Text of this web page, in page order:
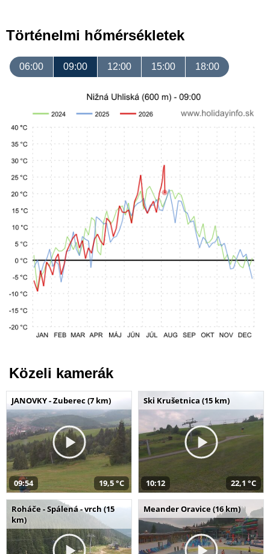
Történelmi hőmérsékletek
06:00 09:00 12:00 15:00 18:00
Közeli kamerák
JANOVKY - Zuberec (7 km)
09:54 19,5 °C
Ski Krušetnica (15 km)
10:12 22,1 °C
Roháče - Spálená - vrch (15
km)
Meander Oravice (16 km)